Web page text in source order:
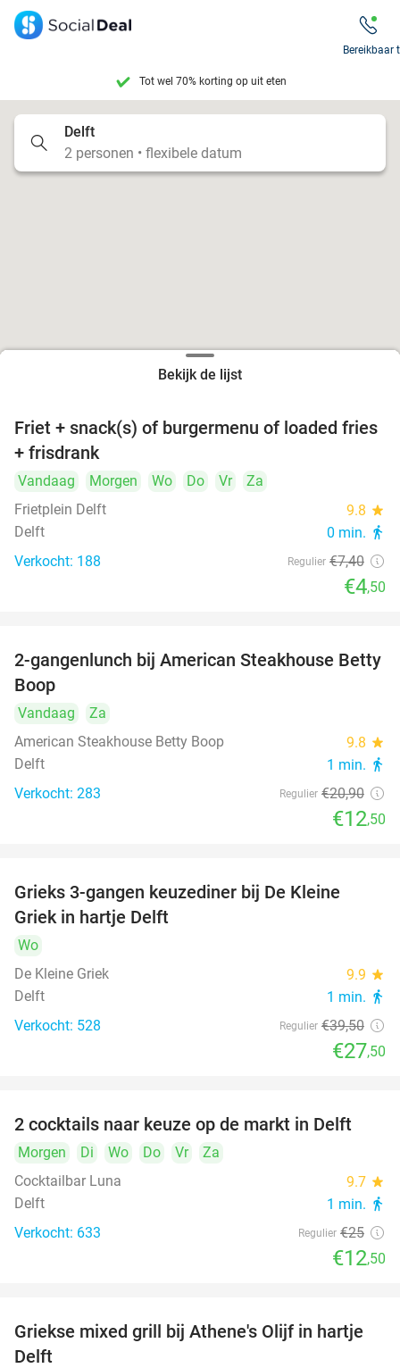
Tot wel 70% korting op uit eten
7 dagen per week beschikbaar
10+ miljoen leden
Bereikbaar
Delft
2 personen • flexibele datum
Bekijk de lijst
39%
Friet + snack(s) of burgermenu of loaded fries
+ frisdrank
Vandaag Morgen Wo Do Vr
Za
Frietplein Delft
9.8 star
Delft 0 min. directions_walk
Verkocht: 188 Regulier €7,40
€4,50
40%
2-gangenlunch bij American Steakhouse Betty
Boop
Vandaag
Za
American Steakhouse Betty Boop
9.8 star
Delft 1 min. directions_walk
Verkocht: 283 Regulier €20,90
€12,50
Grieks 3-gangen keuzediner bij De Kleine
Griek in hartje Delft
Wo
De Kleine Griek
9.9 star
Delft 1 min. directions_walk
Verkocht: 528 Regulier €39,50
€27,50
50%
2 cocktails naar keuze op de markt in Delft
Morgen Di Wo Do Vr
Za
Cocktailbar Luna
9.7 star
Delft 1 min. directions_walk
Verkocht: 633 Regulier €25
€12,50
26%
Griekse mixed grill bij Athene's Olijf in hartje
Delft